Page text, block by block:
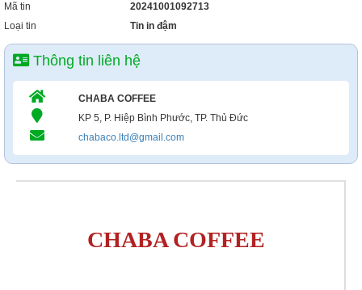
Mã tin
20241001092713
Loại tin
Tin in đậm
Thông tin liên hệ
CHABA COFFEE
KP 5, P. Hiệp Bình Phước, TP. Thủ Đức
chabaco.ltd@gmail.com
CHABA COFFEE